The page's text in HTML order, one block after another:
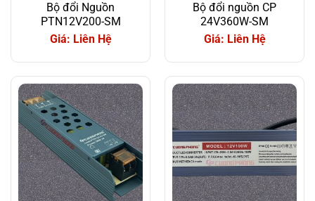
Bộ đổi Nguồn
PTN12V200-SM
Giá: Liên Hệ
Bộ đổi nguồn CP
24V360W-SM
Giá: Liên Hệ